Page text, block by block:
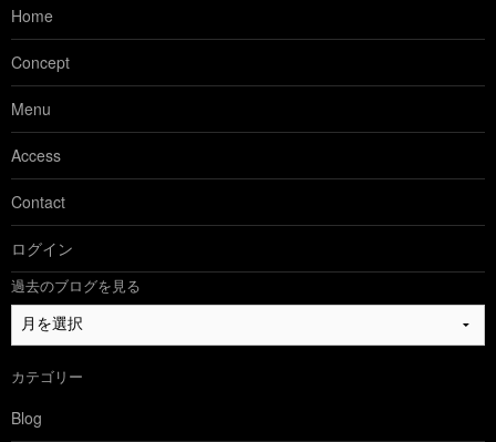
Home
Concept
Menu
Access
Contact
ログイン
過去のブログを見る
過
去
ブ
ロ
グ
カテゴリー
Blog